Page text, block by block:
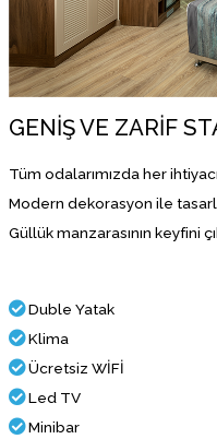
GENİŞ VE ZARİF
Tüm odalarımızda her
Modern dekorasyon ile
Güllük manzarasının keyfini
Duble Yatak
Klima
Ücretsiz WİFİ
Led TV
Minibar